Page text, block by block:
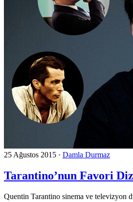
25 Ağustos 2015 · Damla Durmaz
Tarantino’nun Favori
Quentin Tarantino sinema ve televizyon